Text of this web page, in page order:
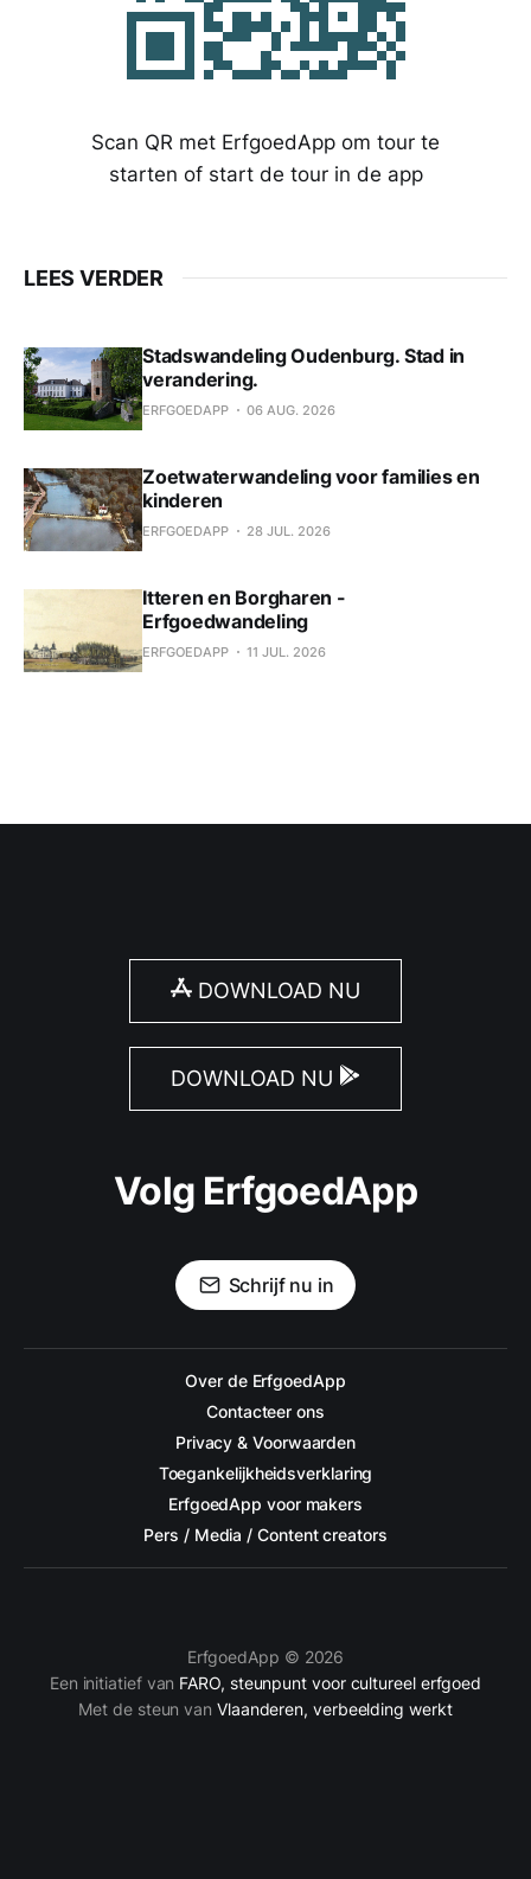
Scan QR met ErfgoedApp om tour te
starten of start de tour in de app
LEES VERDER
Stadswandeling Oudenburg. Stad in
verandering.
ERFGOEDAPP 06 AUG. 2026
Zoetwaterwandeling voor families en
kinderen
ERFGOEDAPP 28 JUL. 2026
Itteren en Borgharen -
Erfgoedwandeling
ERFGOEDAPP 11 JUL. 2026
DOWNLOAD NU
DOWNLOAD NU
Volg ErfgoedApp
Schrijf nu in
Over de ErfgoedApp
Contacteer ons
Privacy & Voorwaarden
Toegankelijkheidsverklaring
ErfgoedApp voor makers
Pers / Media / Content creators
ErfgoedApp © 2026
Een initiatief van FARO, steunpunt voor cultureel erfgoed
Met de steun van Vlaanderen, verbeelding werkt